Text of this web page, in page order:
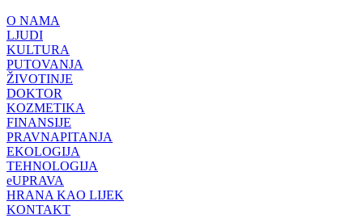
O NAMA
LJUDI
KULTURA
PUTOVANJA
ŽIVOTINJE
DOKTOR
KOZMETIKA
FINANSIJE
PRAVNAPITANJA
EKOLOGIJA
TEHNOLOGIJA
eUPRAVA
HRANA KAO LIJEK
KONTAKT